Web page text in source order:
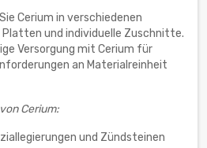
Cerium in verschiedenen
und individuelle Zuschnitte.
Versorgung mit Cerium für
an Materialreinheit
Cerium:
und Zündsteinen